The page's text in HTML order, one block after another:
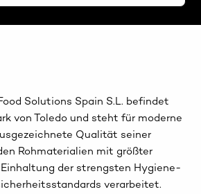
Solutions Spain S.L. befindet
von Toledo und steht für moderne
Qualität seiner
Rohmaterialien mit größter
der strengsten Hygiene-
verarbeitet.